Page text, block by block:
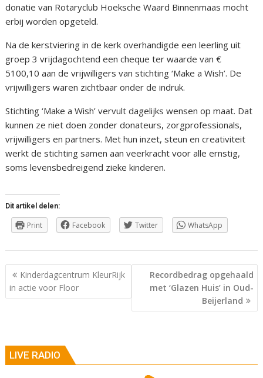
donatie van Rotaryclub Hoeksche Waard Binnenmaas mocht
erbij worden opgeteld.
Na de kerstviering in de kerk overhandigde een leerling uit
groep 3 vrijdagochtend een cheque ter waarde van €
5100,10 aan de vrijwilligers van stichting ‘Make a Wish’. De
vrijwilligers waren zichtbaar onder de indruk.
Stichting ‘Make a Wish’ vervult dagelijks wensen op maat. Dat
kunnen ze niet doen zonder donateurs, zorgprofessionals,
vrijwilligers en partners. Met hun inzet, steun en creativiteit
werkt de stichting samen aan veerkracht voor alle ernstig,
soms levensbedreigend zieke kinderen.
Dit artikel delen:
Print Facebook Twitter WhatsApp
Berichtnavigatie
Kinderdagcentrum KleurRijk
in actie voor Floor
Recordbedrag opgehaald
met ‘Glazen Huis’ in Oud-
Beijerland
LIVE RADIO